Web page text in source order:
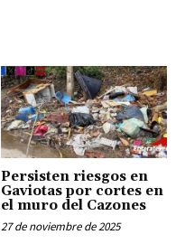
Persisten riesgos en
Gaviotas por cortes en
el muro del Cazones
27 de noviembre de 2025